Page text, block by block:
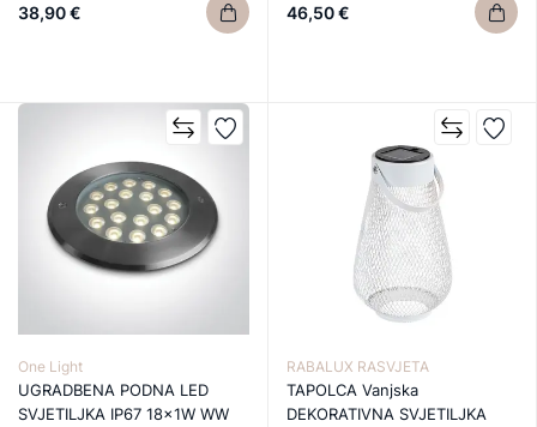
38,90 € 46,50 €
One Light
UGRADBENA PODNA LED
SVJETILJKA IP67 18x1W WW
RABALUX RASVJETA
TAPOLCA Vanjska
DEKORATIVNA SVJETILJKA